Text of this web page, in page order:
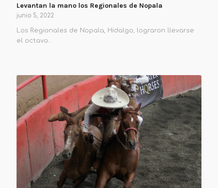
Levantan la mano los Regionales de Nopala
junio 5, 2022
Los Regionales de Nopala, Hidalgo, lograron llevarse
el octavo…